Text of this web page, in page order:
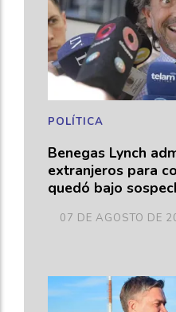
Benegas Lynch
extranjeros para
quedó bajo
POLÍTICA
07 DE AGOSTO DE